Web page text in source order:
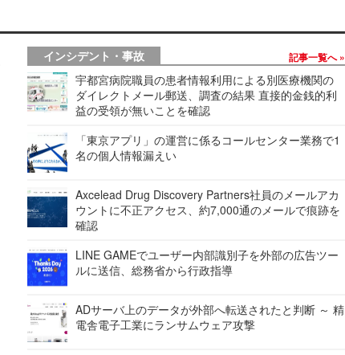
インシデント・事故 記事一覧へ
宇都宮病院職員の患者情報利用による別医療機関の
ダイレクトメール郵送、調査の結果 直接的金銭的利
益の受領が無いことを確認
「東京アプリ」の運営に係るコールセンター業務で1
名の個人情報漏えい
Axcelead Drug Discovery Partners社員のメールアカ
ウントに不正アクセス、約7,000通のメールで痕跡を
確認
LINE GAMEでユーザー内部識別子を外部の広告ツー
ルに送信、総務省から行政指導
ADサーバ上のデータが外部へ転送されたと判断 ～ 精
電舎電子工業にランサムウェア攻撃